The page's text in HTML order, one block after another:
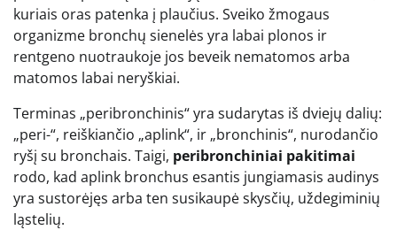
kuriais oras patenka į plaučius. Sveiko žmogaus
organizme bronchų sienelės yra labai plonos ir
rentgeno nuotraukoje jos beveik nematomos arba
matomos labai neryškiai.
Terminas „peribronchinis“ yra sudarytas iš dviejų dalių:
„peri-“, reiškiančio „aplink“, ir „bronchinis“, nurodančio
ryšį su bronchais. Taigi, peribronchiniai pakitimai
rodo, kad aplink bronchus esantis jungiamasis audinys
yra sustorėjęs arba ten susikaupė skysčių, uždegiminių
ląstelių.